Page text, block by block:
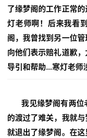
了缘梦阁的工作正常
灯老师啊！后来我看
阁，我曾找到另一位
向他们表示赔礼道歉
导引和帮助…寒灯老师
我见缘梦阁有两位
的渡过了难关，我就
就退出了缘梦阁。在